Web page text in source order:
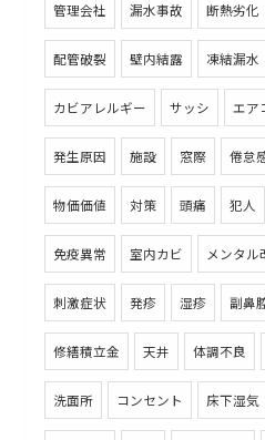
管理会社 漏水事故 断熱劣化
配管破裂 壁内結露 凍結漏水
カビアレルギー サッシ エア
発生原因 施設 窓際 倦怠
物価価値 対策 頭痛 犯人
免疫異常 室内カビ メンタル
刺激症状 発疹 湿疹 副鼻
修繕積立金 天井 体調不良
洗面所 コンセント 床下湿気